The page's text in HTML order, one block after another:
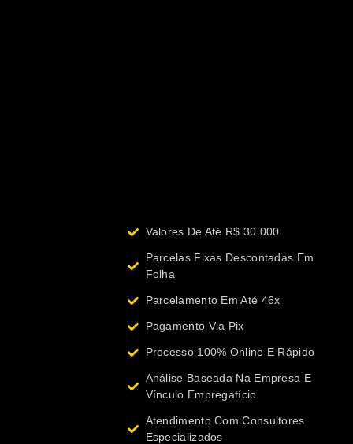
Valores De Até R$ 30.000
Parcelas Fixas Descontadas Em
Folha
Parcelamento Em Até 46x
Pagamento Via Pix
Processo 100% Online E Rápido
Análise Baseada Na Empresa E
Vínculo Empregatício
Atendimento Com Consultores
Especializados